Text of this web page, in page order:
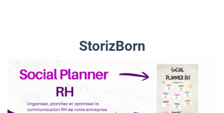
StorizBorn